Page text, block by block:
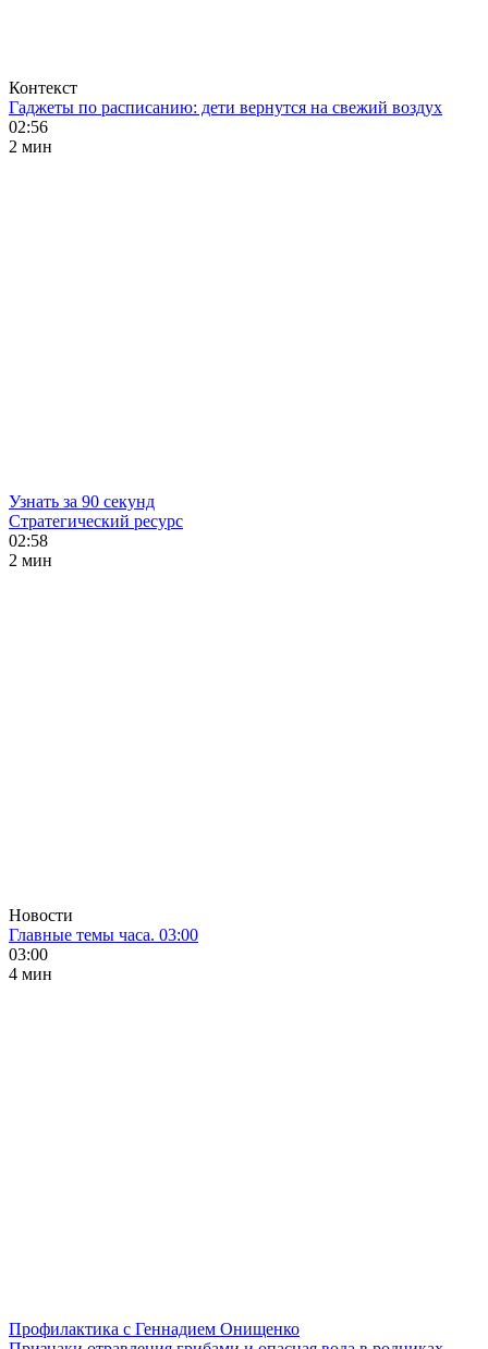
Контекст
Гаджеты по расписанию: дети вернутся на свежий воздух
02:56
2 мин
Узнать за 90 секунд
Стратегический ресурс
02:58
2 мин
Новости
Главные темы часа. 03:00
03:00
4 мин
Профилактика с Геннадием Онищенко